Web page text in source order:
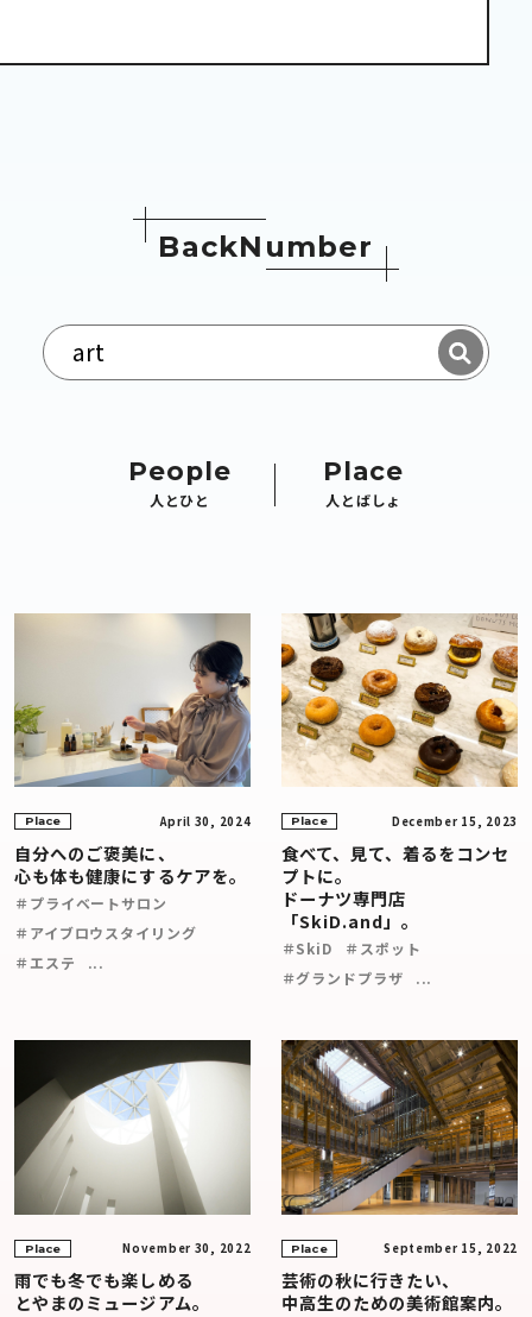
BackN umber
People
人とひと
Place
人とばしょ
Place April 30, 2024
自分へのご褒美に、
心も体も健康にするケアを。
＃プライベートサロン
＃アイブロウスタイリング
＃エステ
...
Place December 15, 2023
食べて、見て、着るをコンセ
プトに。
ドーナツ専門店
「SkiD.and」。
＃SkiD
＃スポット
＃グランドプラザ
...
Place November 30, 2022
雨でも冬でも楽しめる
とやまのミュージアム。
Place September 15, 2022
芸術の秋に行きたい、
中高生のための美術館案内。